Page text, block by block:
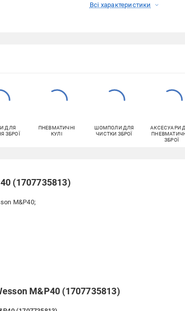
Всі характеристики
ДЛЯ
ЗБРОЇ
ПНЕВМАТИЧНІ
КУЛІ
ШОМПОЛИ ДЛЯ
ЧИСТКИ ЗБРОЇ
АКСЕСУАРИ
ЗБРОЇ
(1707735813)
M&P40;
M&P40 (1707735813)